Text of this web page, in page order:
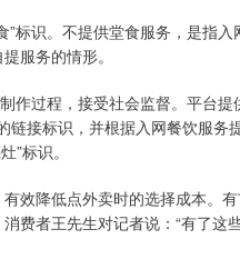
标识。不提供堂食服务，是指入
服务的情形。
作过程，接受社会监督。平台提
链接标识，并根据入网餐饮服务
”标识。
效降低点外卖时的选择成本。
费者王先生对记者说：“有了这